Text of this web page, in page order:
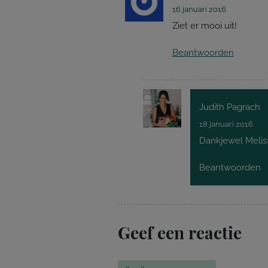
16 januari 2016
Ziet er mooi uit!
Beantwoorden
Judith Pagrach
18 januari 2016
Dankjewel
Beantwoorden
Geef een reactie